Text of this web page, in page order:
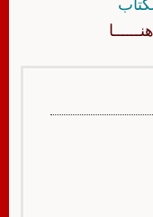
هنــــــا